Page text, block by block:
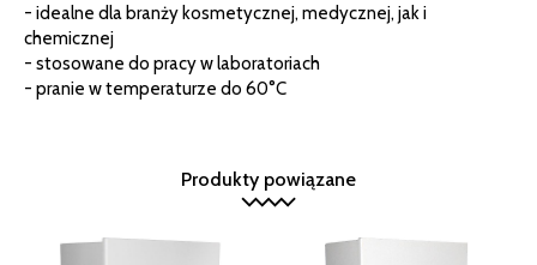
- idealne dla branży kosmetycznej, medycznej, jak i
chemicznej
- stosowane do pracy w laboratoriach
- pranie w temperaturze do 60°C
Produkty powiązane